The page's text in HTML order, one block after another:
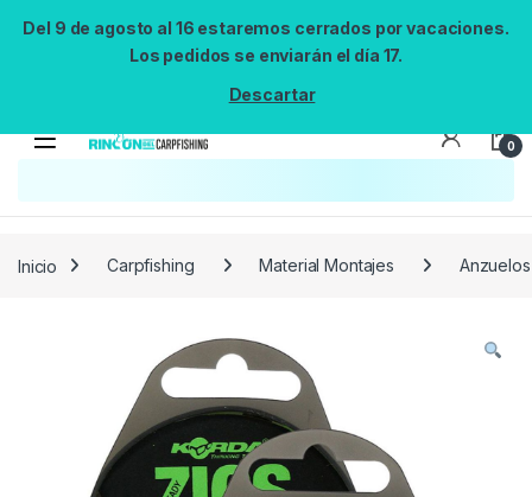
Del 9 de agosto al 16 estaremos cerrados por vacaciones.
Los pedidos se enviarán el día 17.
Descartar
0
Inténtalo de nuevo.
Reintentar